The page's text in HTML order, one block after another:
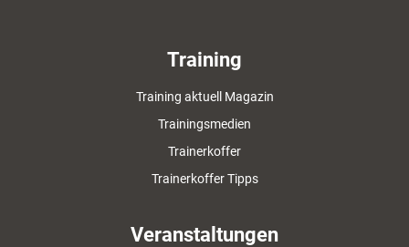
Training
Training aktuell Magazin
Trainingsmedien
Trainerkoffer
Trainerkoffer Tipps
Veranstaltungen